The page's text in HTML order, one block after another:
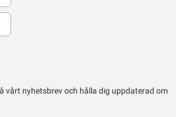
vårt nyhetsbrev och hålla dig uppdaterad om